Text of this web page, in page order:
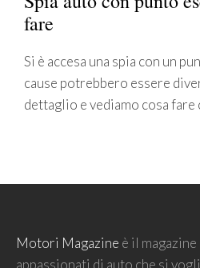
fare
Si è accesa una spia con un
cause potrebbero essere
dettaglio e vediamo cosa fare
Motori Magazine è il
appassionati di auto che si